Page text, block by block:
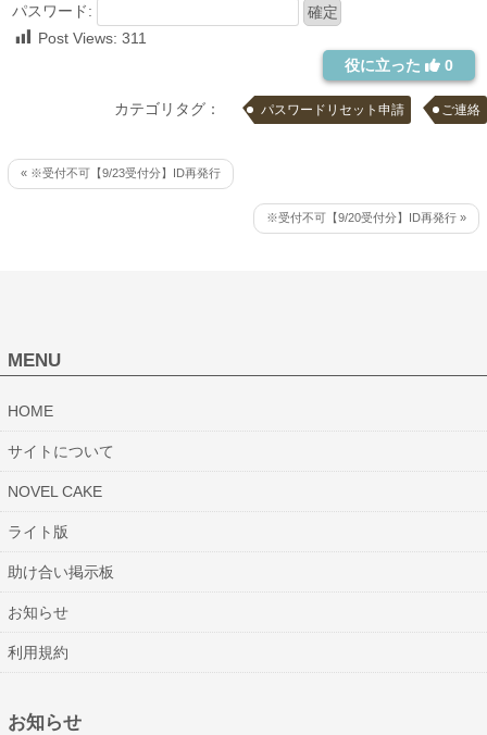
パスワード:
Post Views: 311
役に立った
0
カテゴリタグ： パスワードリセット申請 ご連絡
« ※受付不可【9/23受付分】ID再発行
※受付不可【9/20受付分】ID再発行 »
MENU
HOME
サイトについて
NOVEL CAKE
ライト版
助け合い掲示板
お知らせ
利用規約
お知らせ